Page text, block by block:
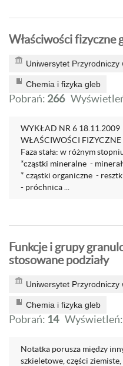
Właściwości fizyczne
Uniwersytet Przyrodniczy
Chemia i fizyka gleb
Pobrań: 266
WYKŁAD NR 6 18.11.2009
WŁAŚCIWOŚCI
Faza stała: w różnym
*cząstki mineralne -
* cząstki organiczne -
- próchnica ...
Funkcje i grupy
stosowane podziały
Uniwersytet Przyrodniczy
Chemia i fizyka gleb
Pobrań: 14 Wyświetleń:
Notatka porusza między
szkieletowe, części